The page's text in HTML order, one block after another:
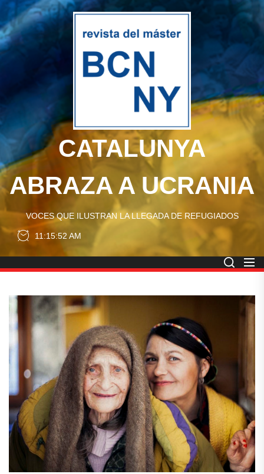
Skip
to
the
content
A
CATALUNYA
ABRAZA A UCRANIA
VOCES QUE ILUSTRAN LA LLEGADA DE REFUGIADOS
11:15:52 AM